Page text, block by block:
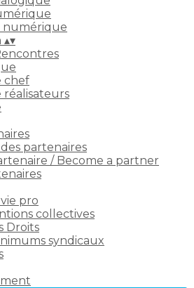
numérique
▴▾
chef
réalisateurs
partenaires
/ Become a partner
pro
collectives
Droits
syndicaux